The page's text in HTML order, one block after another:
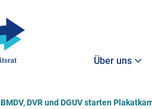
Über uns
BMDV, DVR und DGUV starten